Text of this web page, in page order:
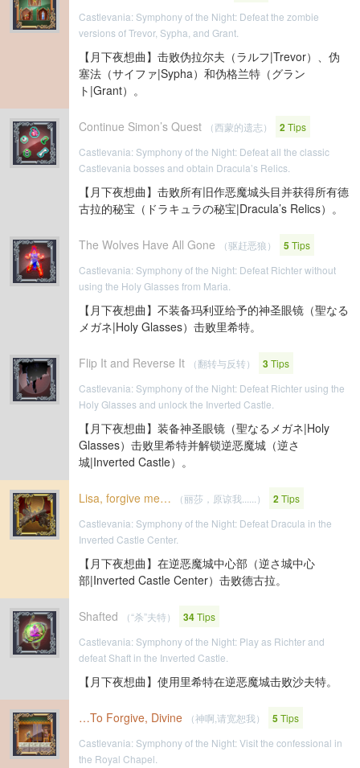
Castlevania: Symphony of the Night: Defeat the zombie
versions of Trevor, Sypha, and Grant.
【月下夜想曲】击败伪拉尔夫（ラルフ|Trevor）、伪
塞法（サイファ|Sypha）和伪格兰特（グラン
ト|Grant）。
Continue Simon’s Quest （西蒙的遗志） 2Tips
Castlevania: Symphony of the Night: Defeat all the classic
Castlevania bosses and obtain Dracula’s Relics.
【月下夜想曲】击败所有旧作恶魔城头目并获得所有德
古拉的秘宝（ドラキュラの秘宝|Dracula’s Relics）。
The Wolves Have All Gone （驱赶恶狼） 5Tips
Castlevania: Symphony of the Night: Defeat Richter without
using the Holy Glasses from Maria.
【月下夜想曲】不装备玛利亚给予的神圣眼镜（聖なる
メガネ|Holy Glasses）击败里希特。
Flip It and Reverse It （翻转与反转） 3Tips
Castlevania: Symphony of the Night: Defeat Richter using the
Holy Glasses and unlock the Inverted Castle.
【月下夜想曲】装备神圣眼镜（聖なるメガネ|Holy
Glasses）击败里希特并解锁逆恶魔城（逆さ
城|Inverted Castle）。
Lisa, forgive me… （丽莎，原谅我......） 2Tips
Castlevania: Symphony of the Night: Defeat Dracula in the
Inverted Castle Center.
【月下夜想曲】在逆恶魔城中心部（逆さ城中心
部|Inverted Castle Center）击败德古拉。
Shafted （“杀”夫特） 34Tips
Castlevania: Symphony of the Night: Play as Richter and
defeat Shaft in the Inverted Castle.
【月下夜想曲】使用里希特在逆恶魔城击败沙夫特。
…To Forgive, Divine （神啊,请宽恕我） 5Tips
Castlevania: Symphony of the Night: Visit the confessional in
the Royal Chapel.